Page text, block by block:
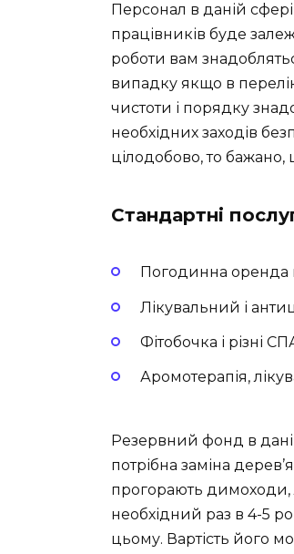
Персонал в даній
працівників буде
роботи вам
випадку якщо в
чистоти і порядку
необхідних заходів
цілодобово, то
Стандартні
Погодинна оренда
Лікувальний і
Фітобочка і різні
Аромотерапія,
Резервний фонд в
потрібна заміна
прогорають димоходи,
необхідний раз в 4-5
цьому. Вартість його